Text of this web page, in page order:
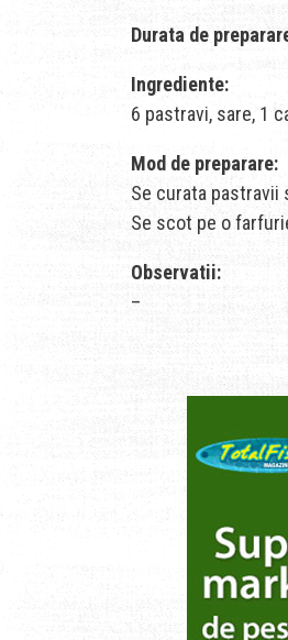
Durata de
Ingrediente:
6 pastravi, sare, 1
Mod de preparare:
Se curata pastravii
Se scot pe o
Observatii:
–